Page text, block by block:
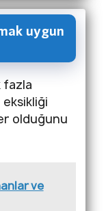
uygun
fazla
olduğunu
ve